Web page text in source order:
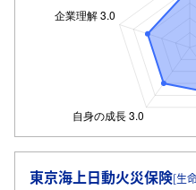
東京海上日動火災保険[生